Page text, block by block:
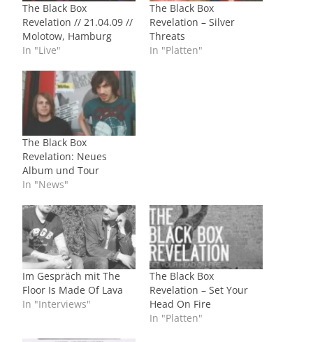
The Black Box
Revelation // 21.04.09 //
Molotow, Hamburg
In "Live"
The Black Box
Revelation – Silver
Threats
In "Platten"
The Black Box
Revelation: Neues
Album und Tour
In "News"
Im Gespräch mit The
Floor Is Made Of Lava
In "Interviews"
The Black Box
Revelation – Set Your
Head On Fire
In "Platten"